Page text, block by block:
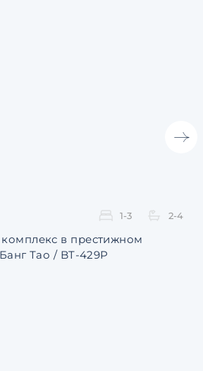
1-3 2-4
в престижном
Тао / BT-429P